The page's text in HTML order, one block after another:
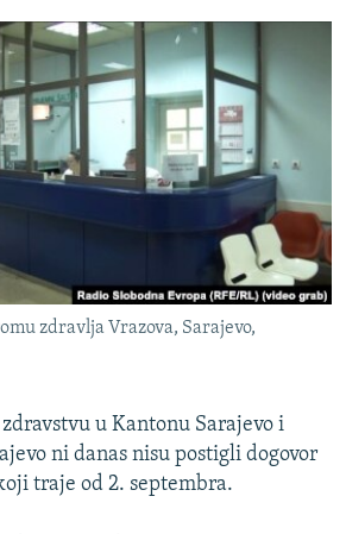
2024.
zdravlja Vrazova, Sarajevo,
u Kantonu Sarajevo i
ni danas nisu postigli dogovor
traje od 2. septembra.